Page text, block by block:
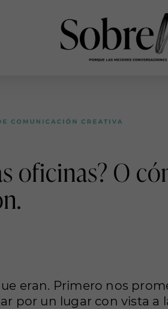
oficinas? O
eran. Primero nos
por un lugar con vista a